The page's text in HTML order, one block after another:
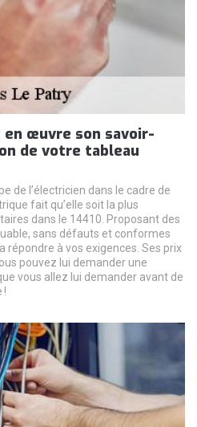
en œuvre son savoir-
de votre tableau
de l’électricien dans le cadre de
fait qu’elle soit la plus
dans le 14410. Proposant des
sans défauts et conformes
répondre à vos exigences. Ses prix
pouvez lui demander une
vous allez lui demander avant de
!